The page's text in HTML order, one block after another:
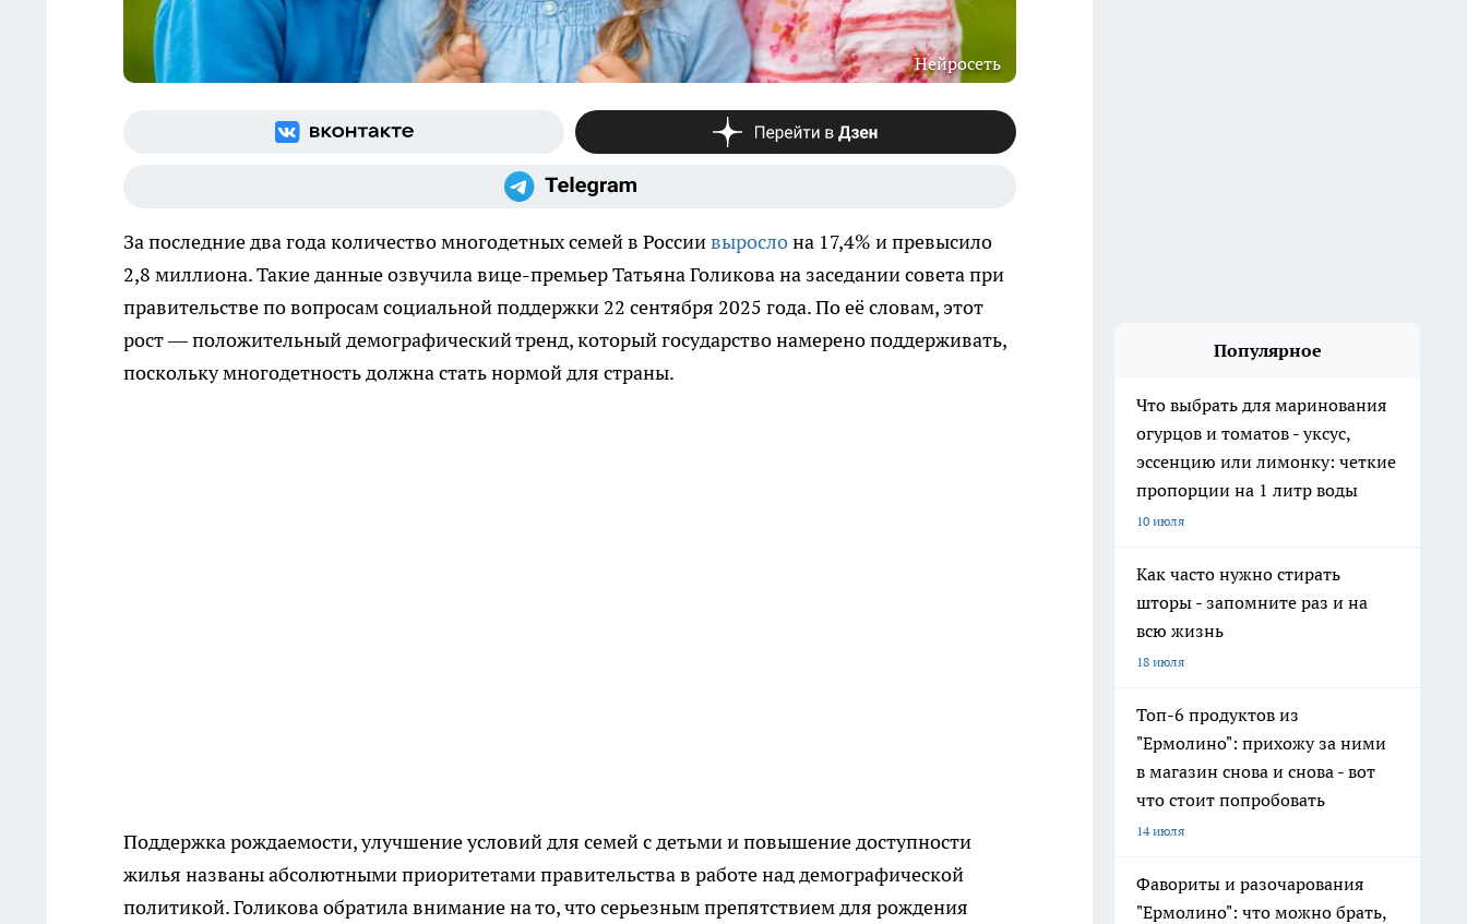
Нейросеть
За последние два года количество многодетных семей в Россиивырослона 17,4% и превысило
2,8 миллиона. Такие данные озвучила вице-премьер Татьяна Голикова на заседании совета при
правительстве по вопросам социальной поддержки 22 сентября 2025 года. По её словам, этот
рост — положительный демографический тренд, который государство намерено поддерживать,
поскольку многодетность должна стать нормой для страны.
Поддержка рождаемости, улучшение условий для семей с детьми и повышение доступности
жилья названы абсолютными приоритетами правительства в работе над демографической
политикой. Голикова обратила внимание на то, что серьезным препятствием для рождения
Популярное
Что выбрать для маринования
огурцов и томатов - уксус,
эссенцию или лимонку: четкие
пропорции на 1 литр воды
10 июля
Как часто нужно стирать
шторы - запомните раз и на
всю жизнь
18 июля
Топ-6 продуктов из
"Ермолино": прихожу за ними
в магазин снова и снова - вот
что стоит попробовать
14 июля
Фавориты и разочарования
"Ермолино": что можно брать,